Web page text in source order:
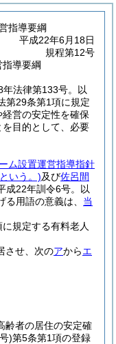
指導要綱
平成22年6月18日
規程第12号
導要綱
年法律第133号。以
第29条第1項に規定
営の安定性を確保
目的として、必要
ム設置運営指導指針
いう。)及び佐呂間
成22年訓令6号。以
る用語の意義は、 当
規定する有料老人
させ、次のアからエ
者の居住の安定確
)第5条第1項の登録